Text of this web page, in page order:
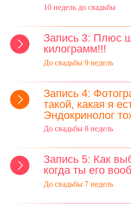
10 недель до свадьбы
Запись 3: Плюс
килограмм!!!
До свадьбы 9 недель
Запись 4:
такой, какая я
Эндокринолог
До свадьбы 8 недель
Запись 5: Как
когда ты его
До свадьбы 7 недель